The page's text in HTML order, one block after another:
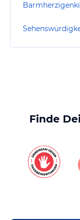
Finde